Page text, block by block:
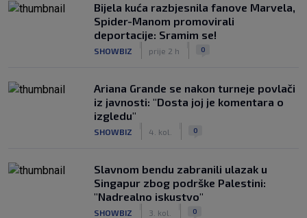
Bijela kuća razbjesnila fanove Marvela,
Spider-Manom promovirali
deportacije: Sramim se!
SHOWBIZ prije 2 h 0
Ariana Grande se nakon turneje povlači
iz javnosti: "Dosta joj je komentara o
izgledu"
SHOWBIZ 4. kol. 0
Slavnom bendu zabranili ulazak u
Singapur zbog podrške Palestini:
"Nadrealno iskustvo"
SHOWBIZ 3. kol. 0